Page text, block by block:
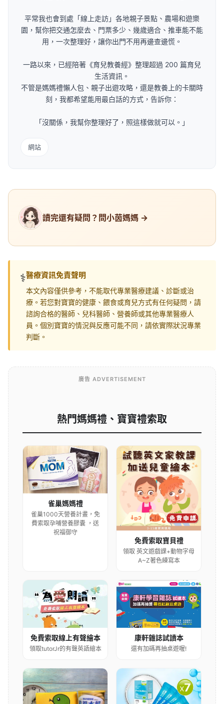
平常我也會到處「線上走訪」各地親子景點、農場和遊樂
園，幫你把交通怎麼去、門票多少、幾歲適合、推車能不能
用，一次整理好，讓你出門不用再邊查邊慌。
一路以來，已經陪著《育兒教養經》整理超過 200 篇育兒
生活資訊。
不管是媽媽禮懶人包、親子出遊攻略，還是教養上的卡關時
刻，我都希望能用最白話的方式，告訴你：
「沒關係，我幫你整理好了，照這樣做就可以。」
網站
讀完還有疑問？問小茵媽媽 →
⚕️醫療資訊免責聲明
本文內容僅供參考，不能取代專業醫療建議、診斷或治
療。若您對寶寶的健康、餵食或育兒方式有任何疑問，請
諮詢合格的醫師、兒科醫師、營養師或其他專業醫療人
員。個別寶寶的情況與反應可能不同，請依實際狀況專業
判斷。
廣告 ADVERTISEMENT
熱門媽媽禮、寶寶禮索取
雀巢媽媽禮
雀巢1000天營養計畫，免
費索取孕哺營養膠囊 ，送
祝福御守
免費索取寶貝禮
領取 英文遊戲課+動物字母
A~Z著色練寫本
免費索取線上有聲繪本
領取tutorJr的有聲英語繪本
康軒雜誌試讀本
還有加碼再抽桌遊喔!